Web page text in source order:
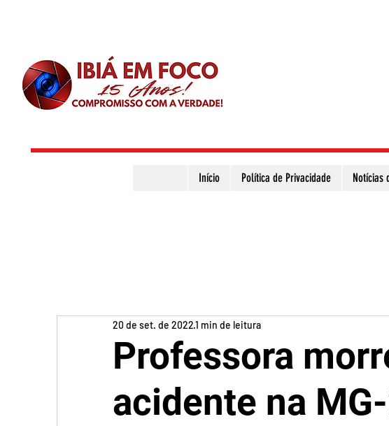
Início Política de Privacidade Notícias
Professora
acidente na
20 de set. de 20221 min de leitura